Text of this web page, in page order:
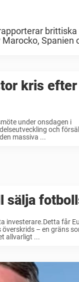
brittiska
Spanien
kris efter
under onsdagen i
och
massiva ...
sälja
investerare.Detta får
– en gräns
allvarligt ...